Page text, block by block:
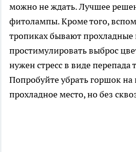
можно не ждать. Лучшее
фитолампы. Кроме того,
тропиках бывают
простимулировать выброс
нужен стресс в виде перепада
Попробуйте убрать горшок на
прохладное место, но без